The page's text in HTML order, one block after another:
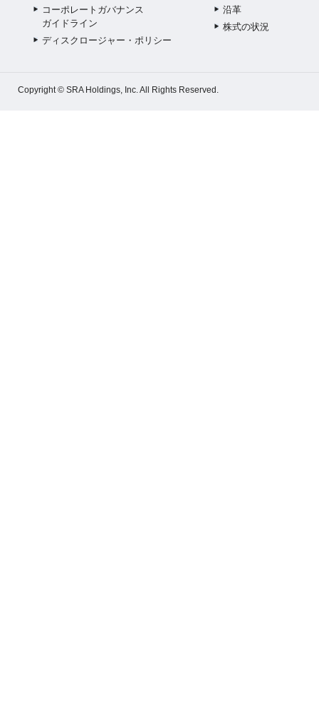
コーポレートガバナンス
ガイドライン
ディスクロージャー・ポリシー
沿革
株式の状況
Copyright © SRA Holdings, Inc. All Rights Reserved.